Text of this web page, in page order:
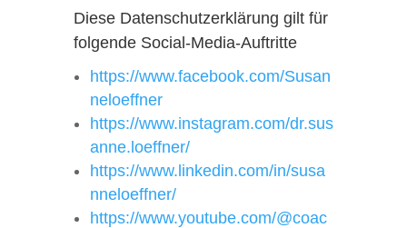
Diese Datenschutzerklärung gilt für
folgende Social-Media-Auftritte
https://www.facebook.com/Susan
neloeffner
https://www.instagram.com/dr.sus
anne.loeffner/
https://www.linkedin.com/in/susa
nneloeffner/
https://www.youtube.com/@coac